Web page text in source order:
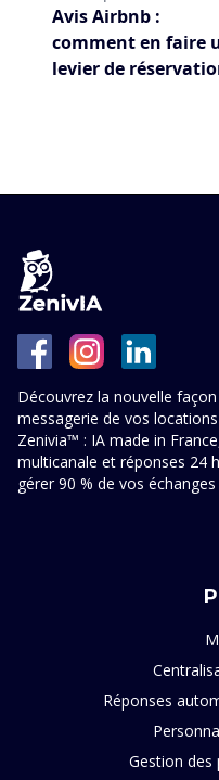
Avis Airbnb :
comment en faire
levier de
Découvrez la nouvelle
messagerie de vos
Zenivia™ : IA made in
multicanale et réponses 24
gérer 90 % de vos
Réponses
Gestion des